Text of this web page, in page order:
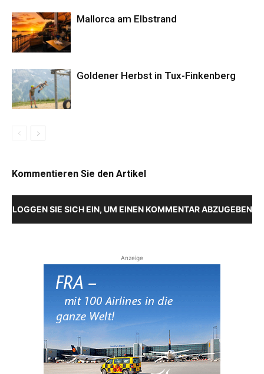
Mallorca am Elbstrand
Goldener Herbst in Tux-Finkenberg
Kommentieren Sie den Artikel
LOGGEN SIE SICH EIN, UM EINEN KOMMENTAR ABZUGEBEN
Anzeige